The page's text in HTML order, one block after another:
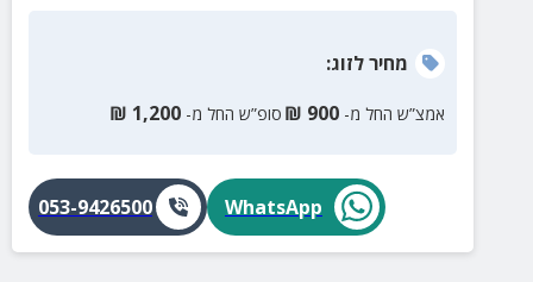
מחירלזוג:
אמצ”ש החל מ- 900
₪ סופ”ש החל מ- 1,200
₪
WhatsApp
053-9426500